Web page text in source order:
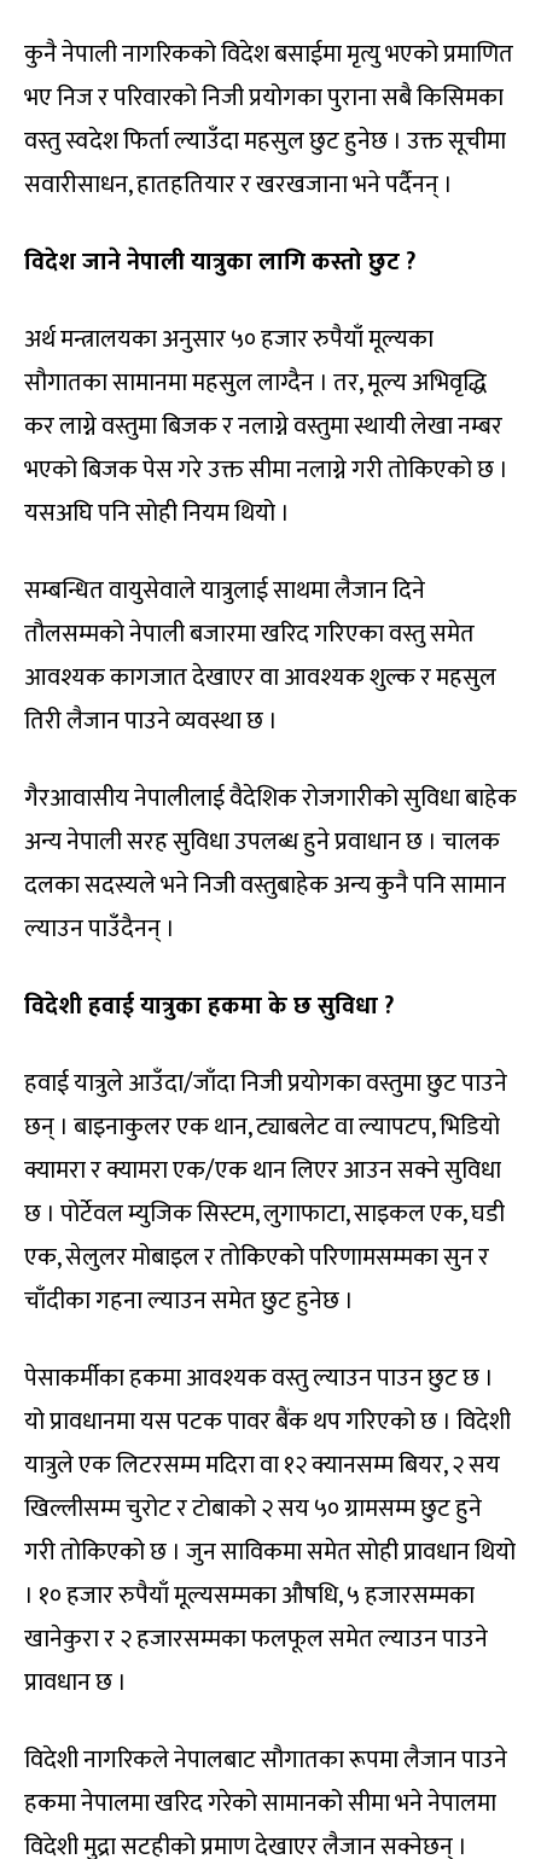
कुनै नेपाली नागरिकको विदेश बसाईमा मृत्यु भएको प्रमाणित
भए निज र परिवारको निजी प्रयोगका पुराना सबै किसिमका
वस्तु स्वदेश फिर्ता ल्याउँदा महसुल छुट हुनेछ । उक्त सूचीमा
सवारीसाधन, हातहतियार र खरखजाना भने पर्दैनन् ।
विदेश जाने नेपाली यात्रुका लागि कस्तो छुट ?
अर्थ मन्त्रालयका अनुसार ५० हजार रुपैयाँ मूल्यका
सौगातका सामानमा महसुल लाग्दैन । तर, मूल्य अभिवृद्धि
कर लाग्ने वस्तुमा बिजक र नलाग्ने वस्तुमा स्थायी लेखा नम्बर
भएको बिजक पेस गरे उक्त सीमा नलाग्ने गरी तोकिएको छ ।
यसअघि पनि सोही नियम थियो ।
सम्बन्धित वायुसेवाले यात्रुलाई साथमा लैजान दिने
तौलसम्मको नेपाली बजारमा खरिद गरिएका वस्तु समेत
आवश्यक कागजात देखाएर वा आवश्यक शुल्क र महसुल
तिरी लैजान पाउने व्यवस्था छ ।
गैरआवासीय नेपालीलाई वैदेशिक रोजगारीको सुविधा बाहेक
अन्य नेपाली सरह सुविधा उपलब्ध हुने प्रवाधान छ । चालक
दलका सदस्यले भने निजी वस्तुबाहेक अन्य कुनै पनि सामान
ल्याउन पाउँदैनन् ।
विदेशी हवाई यात्रुका हकमा के छ सुविधा ?
हवाई यात्रुले आउँदा/जाँदा निजी प्रयोगका वस्तुमा छुट पाउने
छन् । बाइनाकुलर एक थान, ट्याबलेट वा ल्यापटप, भिडियो
क्यामरा र क्यामरा एक/एक थान लिएर आउन सक्ने सुविधा
छ । पोर्टेवल म्युजिक सिस्टम, लुगाफाटा, साइकल एक, घडी
एक, सेलुलर मोबाइल र तोकिएको परिणामसम्मका सुन र
चाँदीका गहना ल्याउन समेत छुट हुनेछ ।
पेसाकर्मीका हकमा आवश्यक वस्तु ल्याउन पाउन छुट छ ।
यो प्रावधानमा यस पटक पावर बैंक थप गरिएको छ । विदेशी
यात्रुले एक लिटरसम्म मदिरा वा १२ क्यानसम्म बियर, २ सय
खिल्लीसम्म चुरोट र टोबाको २ सय ५० ग्रामसम्म छुट हुने
गरी तोकिएको छ । जुन साविकमा समेत सोही प्रावधान थियो
। १० हजार रुपैयाँ मूल्यसम्मका औषधि, ५ हजारसम्मका
खानेकुरा र २ हजारसम्मका फलफूल समेत ल्याउन पाउने
प्रावधान छ ।
विदेशी नागरिकले नेपालबाट सौगातका रूपमा लैजान पाउने
हकमा नेपालमा खरिद गरेको सामानको सीमा भने नेपालमा
विदेशी मुद्रा सटहीको प्रमाण देखाएर लैजान सक्नेछन् ।